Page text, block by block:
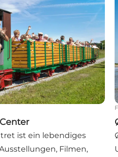
ist ein lebendiges
Filmen,